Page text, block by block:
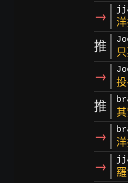
→
推
→
推
→
→